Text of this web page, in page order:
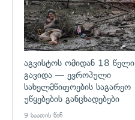
აგვისტოს ომიდან 18 წელი
გავიდა — ევროპული
სახელმწიფოების საგარეო
უწყებების განცხადებები
9 საათის წინ